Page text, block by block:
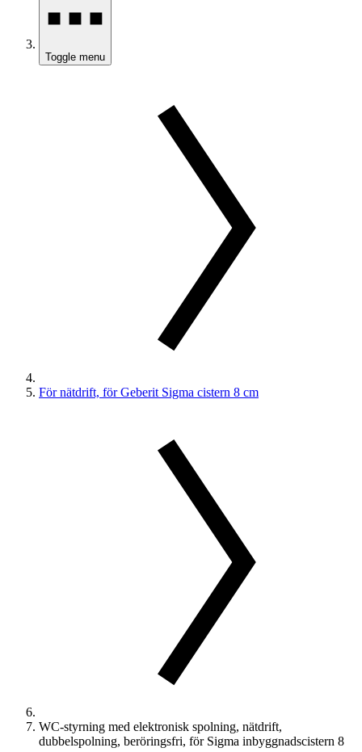
Toggle menu
För nätdrift, för Geberit Sigma cistern 8 cm
WC-styrning med elektronisk spolning, nätdrift,
dubbelspolning, beröringsfri, för Sigma inbyggnadscistern 8